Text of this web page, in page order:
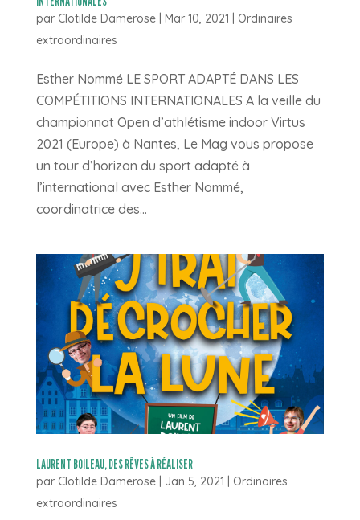
par Clotilde Damerose| Mar 10, 2021
Ordinaires
extraordinaires
Esther Nommé LE SPORT ADAPTÉ DANS LES
COMPÉTITIONS INTERNATIONALES A la veille du
championnat Open d’athlétisme indoor Virtus
2021 (Europe) à Nantes, Le Mag vous propose
un tour d’horizon du sport adapté à
l’international avec Esther Nommé,
coordinatrice des...
LAURENT BOILEAU, DES RÊVES À RÉALISER
par Clotilde Damerose| Jan 5, 2021
Ordinaires
extraordinaires